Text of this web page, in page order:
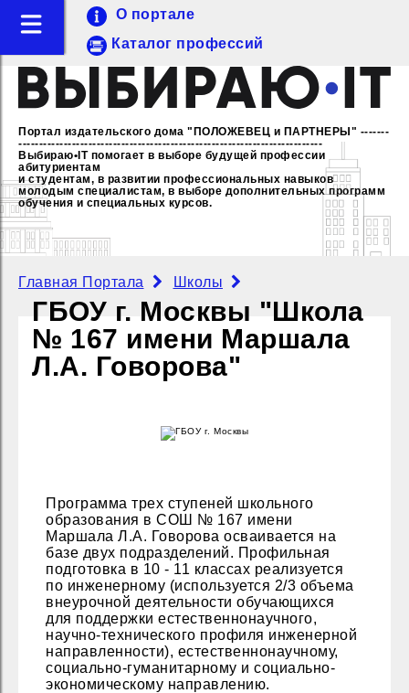
Портал издательского дома "ПОЛОЖЕВЕЦ и ПАРТНЕРЫ" -------
--------------------------------------------------------------------------
Выбираю•IT помогает в выборе будущей профессии
абитуриентам
и студентам, в развитии профессиональных навыков
молодым специалистам, в выборе дополнительных программ
обучения и специальных курсов.
О портале
Каталог профессий
Главная Портала Школы
ГБОУ г. Москвы "Школа
№ 167 имени Маршала
Л.А. Говорова"
Программа трех ступеней школьного
образования в СОШ № 167 имени
Маршала Л.А. Говорова осваивается на
базе двух подразделений. Профильная
подготовка в 10 - 11 классах реализуется
по инженерному (используется 2/3 объема
внеурочной деятельности обучающихся
для поддержки естественнонаучного,
научно-технического профиля инженерной
направленности), естественнонаучному,
социально-гуманитарному и социально-
экономическому направлению.